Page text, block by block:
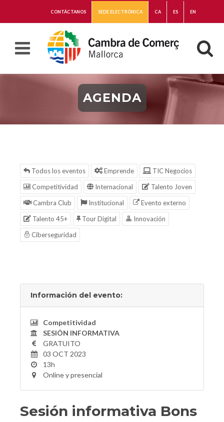
CONTÁCTANOS SEDE ELECTRÓNICA CA ES EN
AGENDA
Todos los eventos Emprende
TIC Negocios
Competitividad
Internacional
Talento Joven
Cambra Club
Institucional
Evento externo
Talento 45+
Tour Digital
Innovación
Ciberseguridad
Información del evento:
Competitividad
SESIÓN INFORMATIVA
GRATUITO
03 OCT 2023
13h
Online y presencial
Sesión informativa Bons